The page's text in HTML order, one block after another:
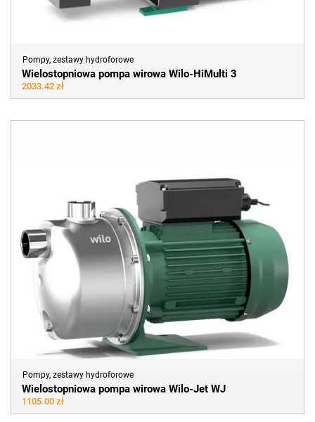
Pompy, zestawy hydroforowe
Wielostopniowa pompa wirowa Wilo-HiMulti 3
2033.42 zł
Pompy, zestawy hydroforowe
Wielostopniowa pompa wirowa Wilo-Jet WJ
1105.00 zł